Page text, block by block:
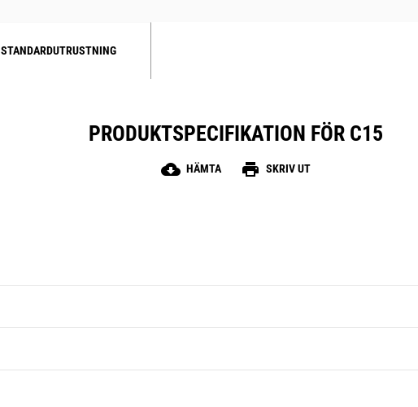
STANDARDUTRUSTNING
PRODUKTSPECIFIKATION FÖR C15
cloud_download HÄMTA print SKRIV UT